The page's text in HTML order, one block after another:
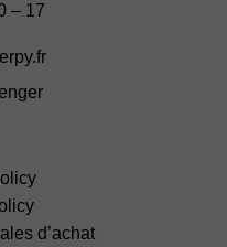
– 17
d’achat